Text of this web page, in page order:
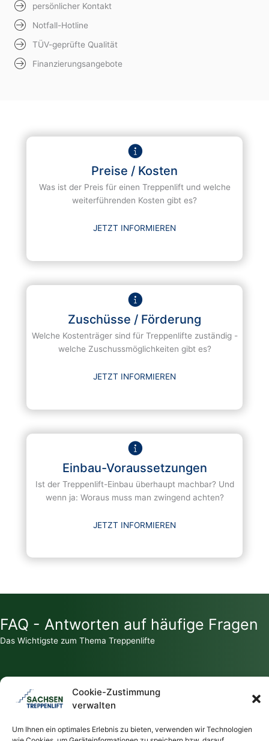
Cookie-Zustimmung
verwalten
Um Ihnen ein optimales Erlebnis zu bieten, verwenden wir Technologien
persönlicher Kontakt
Notfall-Hotline
TÜV-geprüfte Qualität
Finanzierungsangebote
Preise / Kosten
Was ist der Preis für einen Treppenlift und welche
weiterführenden Kosten gibt es?
JETZT INFORMIEREN
Zuschüsse / Förderung
Welche Kostenträger sind für Treppenlifte zuständig -
welche Zuschussmöglichkeiten gibt es?
JETZT INFORMIEREN
Einbau-Voraussetzungen
Ist der Treppenlift-Einbau überhaupt machbar? Und
wenn ja: Woraus muss man zwingend achten?
JETZT INFORMIEREN
FAQ - Antworten auf häufige Fragen
Das Wichtigste zum Thema Treppenlifte